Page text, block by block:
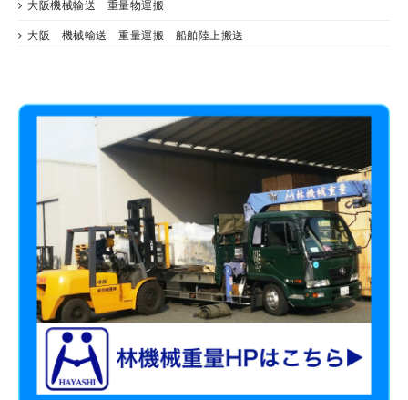
大阪機械輸送 重量物運搬
大阪 機械輸送 重量運搬 船舶陸上搬送